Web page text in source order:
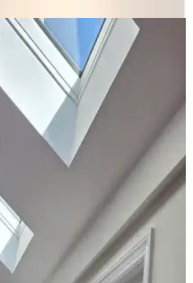
Renk Dengesi ve
dengesi ve desen uyumu ile
prensibi ve mobilyalarla
katar.
Asma Teknikleri:
ve asma teknikleri, mekanın
Pelmet kullanımı ve uygun